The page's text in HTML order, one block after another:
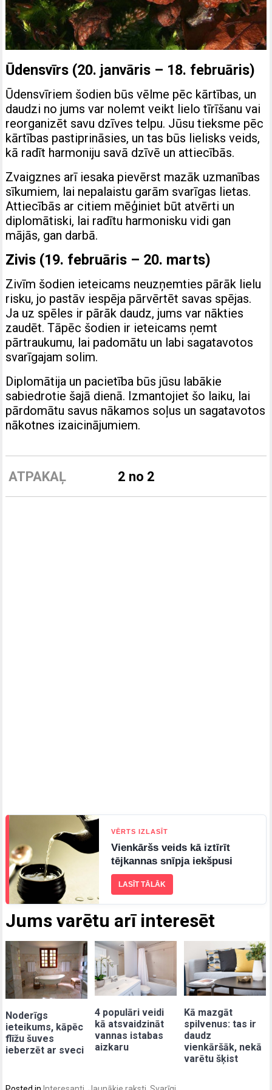
Ūdensvīrs (20. janvāris – 18. februāris)
Ūdensvīriem šodien būs vēlme pēc kārtības, un
daudzi no jums var nolemt veikt lielo tīrīšanu vai
reorganizēt savu dzīves telpu. Jūsu tieksme pēc
kārtības pastiprināsies, un tas būs lielisks veids,
kā radīt harmoniju savā dzīvē un attiecībās.
Zvaigznes arī iesaka pievērst mazāk uzmanības
sīkumiem, lai nepalaistu garām svarīgas lietas.
Attiecībās ar citiem mēģiniet būt atvērti un
diplomātiski, lai radītu harmonisku vidi gan
mājās, gan darbā.
Zivis (19. februāris – 20. marts)
Zivīm šodien ieteicams neuzņemties pārāk lielu
risku, jo pastāv iespēja pārvērtēt savas spējas.
Ja uz spēles ir pārāk daudz, jums var nākties
zaudēt. Tāpēc šodien ir ieteicams ņemt
pārtraukumu, lai padomātu un labi sagatavotos
svarīgajam solim.
Diplomātija un pacietība būs jūsu labākie
sabiedrotie šajā dienā. Izmantojiet šo laiku, lai
pārdomātu savus nākamos soļus un sagatavotos
nākotnes izaicinājumiem.
ATPAKAĻ 2 no 2
Jums varētu arī interesēt
Noderīgs
ieteikums, kāpēc
flīžu šuves
ieberzēt ar sveci
4 populāri veidi
kā atsvaidzināt
vannas istabas
aizkaru
Kā mazgāt
spilvenus: tas ir
daudz
vienkāršāk, nekā
varētu šķist
VĒRTS IZLASĪT
Vienkāršs veids kā iztīrīt
tējkannas snīpja iekšpusi
LASĪT TĀLĀK